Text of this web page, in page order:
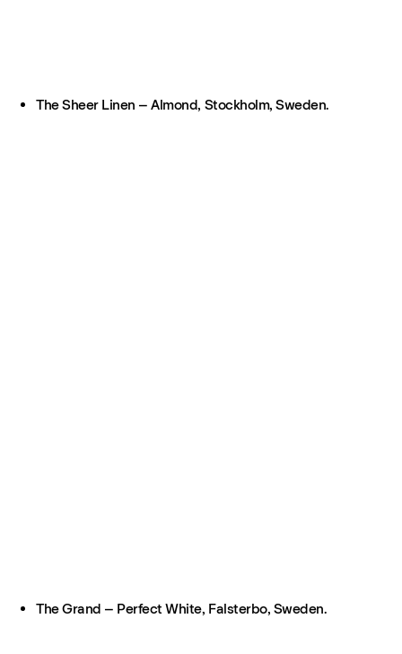
The Sheer Linen – Almond, Stockholm, Sweden.
The Grand – Perfect White, Falsterbo, Sweden.